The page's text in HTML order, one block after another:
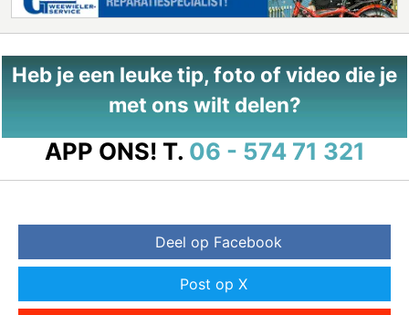
Heb je een leuke tip, foto of video die je
met ons wilt delen?
APP ONS! T. 06 - 574 71 321
Deel op Facebook
Post op X